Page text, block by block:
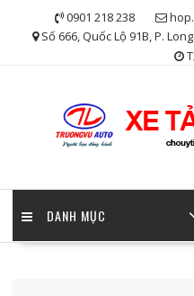
0901 218 238
Số 666, Quốc Lộ 91B, P.
DANH MỤC